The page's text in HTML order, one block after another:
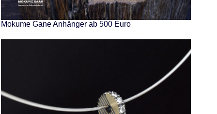
Mokume Gane Anhänger ab 500 Euro